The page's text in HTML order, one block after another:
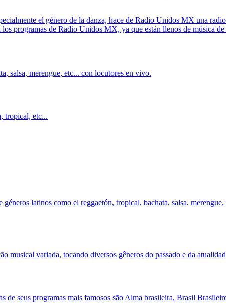
el género de la danza, hace de Radio Unidos MX una
programas de Radio Unidos MX, ya que están llenos de música
salsa, merengue, etc... con locutores en vivo.
tropical, etc...
latinos como el reggaetón, tropical, bachata, salsa,
musical variada, tocando diversos gêneros do passado e da
seus programas mais famosos são Alma brasileira, Brasil